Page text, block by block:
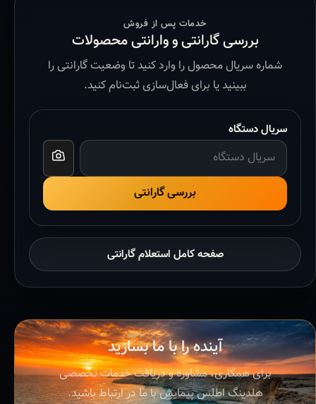
خدمات پس از فروش
بررسی گارانتی و وارانتی محصولات
شماره سریال محصول را وارد کنید تا وضعیت گارانتی را
ببینید یا برای فعال‌سازی ثبت‌نام کنید.
سریال دستگاه
بررسی گارانتی
صفحه کامل استعلام گارانتی
آینده را با ما بسازید
برای همکاری، مشاوره و دریافت خدمات تخصصی
هلدینگ اطلس پیمایش با ما در ارتباط باشید.